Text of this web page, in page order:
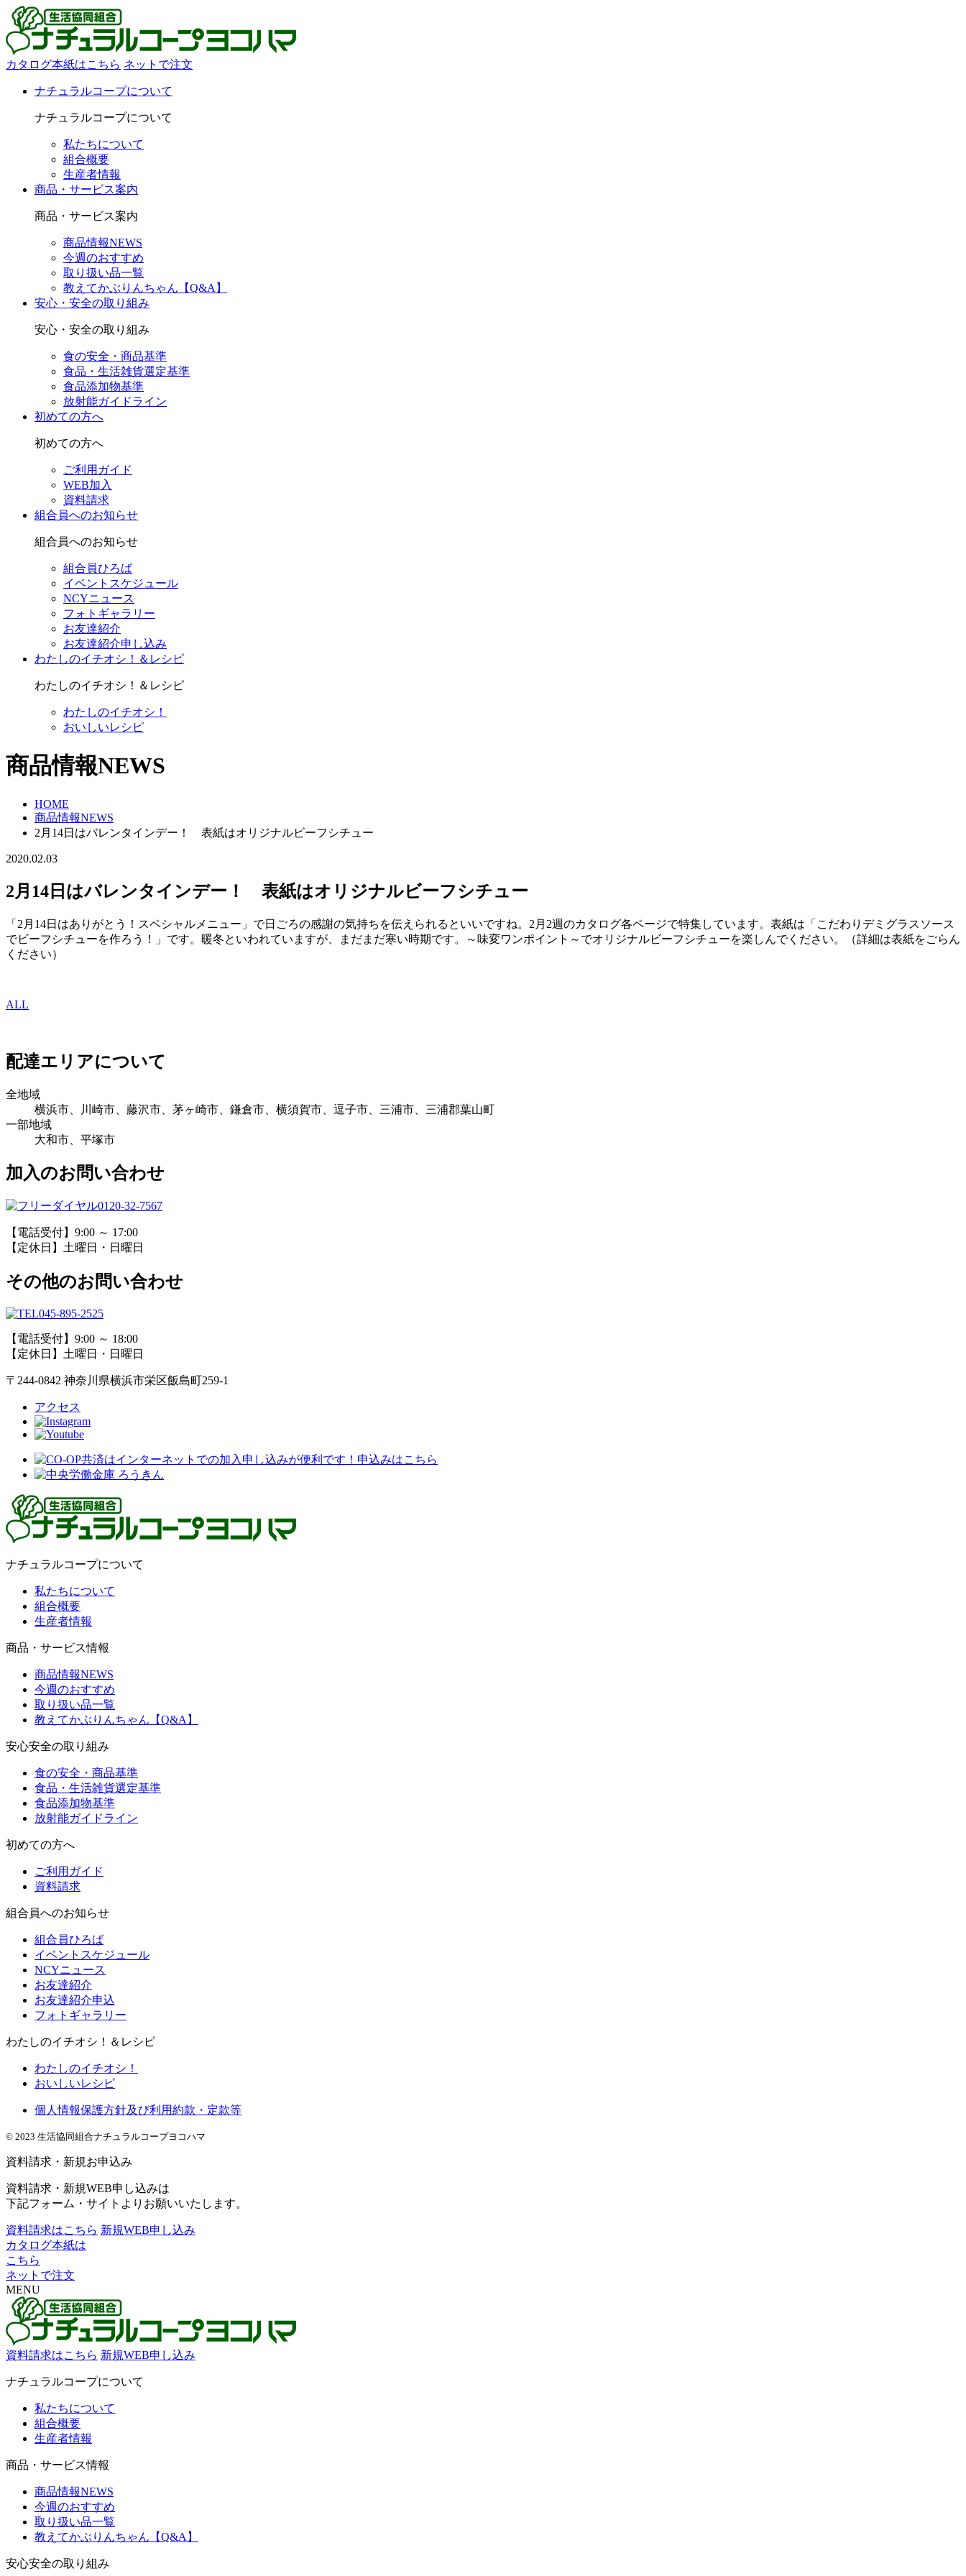
カタログ本紙はこちら ネットで注文
ナチュラルコープについて
ナチュラルコープについて
私たちについて
組合概要
生産者情報
商品・サービス案内
商品・サービス案内
商品情報NEWS
今週のおすすめ
取り扱い品一覧
教えてかぶりんちゃん【Q&A】
安心・安全の取り組み
安心・安全の取り組み
食の安全・商品基準
食品・生活雑貨選定基準
食品添加物基準
放射能ガイドライン
初めての方へ
初めての方へ
ご利用ガイド
WEB加入
資料請求
組合員へのお知らせ
組合員へのお知らせ
組合員ひろば
イベントスケジュール
NCYニュース
フォトギャラリー
お友達紹介
お友達紹介申し込み
わたしのイチオシ！＆レシピ
わたしのイチオシ！＆レシピ
わたしのイチオシ！
おいしいレシピ
商品情報NEWS
HOME
商品情報NEWS
2月14日はバレンタインデー！ 表紙はオリジナルビーフシチュー
2020.02.03
2月14日はバレンタインデー！ 表紙はオリジナルビーフシチュー
「2月14日はありがとう！スペシャルメニュー」で日ごろの感謝の気持ちを伝えられるといいですね。2月2週のカタログ各ページで特集しています。表紙は「こだわりデミグラスソース
でビーフシチューを作ろう！」です。暖冬といわれていますが、まだまだ寒い時期です。～味変ワンポイント～でオリジナルビーフシチューを楽しんでください。（詳細は表紙をごらん
ください）
ALL
配達エリアについて
全地域
横浜市、川崎市、藤沢市、茅ヶ崎市、鎌倉市、横須賀市、逗子市、三浦市、三浦郡葉山町
一部地域
大和市、平塚市
加入のお問い合わせ
0120-32-7567
【電話受付】9:00 ～ 17:00
【定休日】土曜日・日曜日
その他のお問い合わせ
045-895-2525
【電話受付】9:00 ～ 18:00
【定休日】土曜日・日曜日
〒244-0842 神奈川県横浜市栄区飯島町259-1
アクセス
ナチュラルコープについて
私たちについて
組合概要
生産者情報
商品・サービス情報
商品情報NEWS
今週のおすすめ
取り扱い品一覧
教えてかぶりんちゃん【Q&A】
安心安全の取り組み
食の安全・商品基準
食品・生活雑貨選定基準
食品添加物基準
放射能ガイドライン
初めての方へ
ご利用ガイド
資料請求
組合員へのお知らせ
組合員ひろば
イベントスケジュール
NCYニュース
お友達紹介
お友達紹介申込
フォトギャラリー
わたしのイチオシ！＆レシピ
わたしのイチオシ！
おいしいレシピ
個人情報保護方針及び利用約款・定款等
© 2023 生活協同組合ナチュラルコープヨコハマ
資料請求・新規お申込み
資料請求・新規WEB申し込みは
下記フォーム・サイトよりお願いいたします。
資料請求はこちら 新規WEB申し込み
カタログ本紙は
こちら
ネットで注文
MENU
資料請求はこちら 新規WEB申し込み
ナチュラルコープについて
私たちについて
組合概要
生産者情報
商品・サービス情報
商品情報NEWS
今週のおすすめ
取り扱い品一覧
教えてかぶりんちゃん【Q&A】
安心安全の取り組み